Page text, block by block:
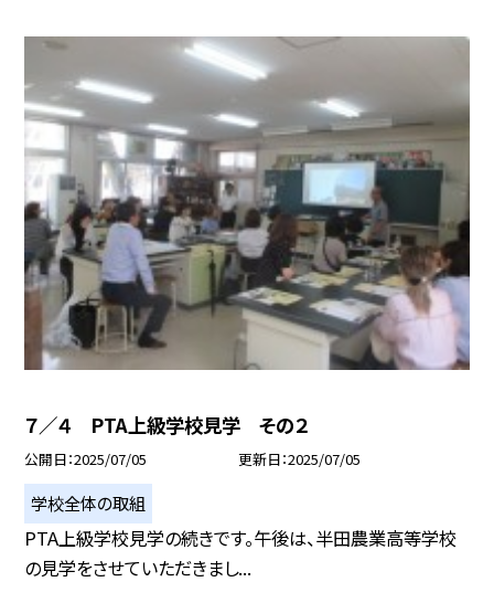
７／４ PTA上級学校見学 その２
公開日 2025/07/05 更新日 2025/07/05
学校全体の取組
PTA上級学校見学の続きです。午後は、半田農業高等学校
の見学をさせていただきまし...